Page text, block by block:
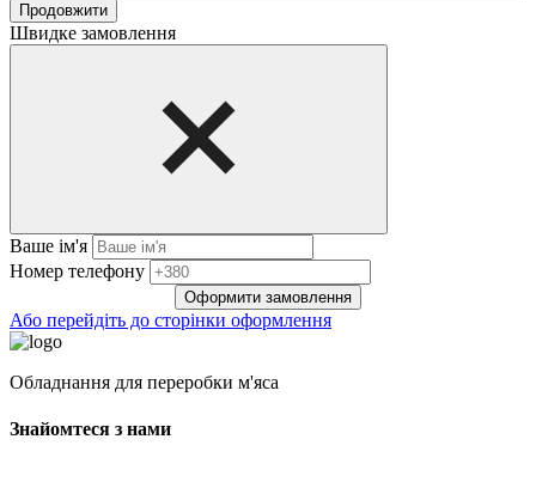
Продовжити
Швидке замовлення
Ваше ім'я
Нoмep тeлeфoнy
Оформити замовлення
Або перейдіть до сторінки оформлення
Обладнання для переробки м'яса
Знайомтеся з нами